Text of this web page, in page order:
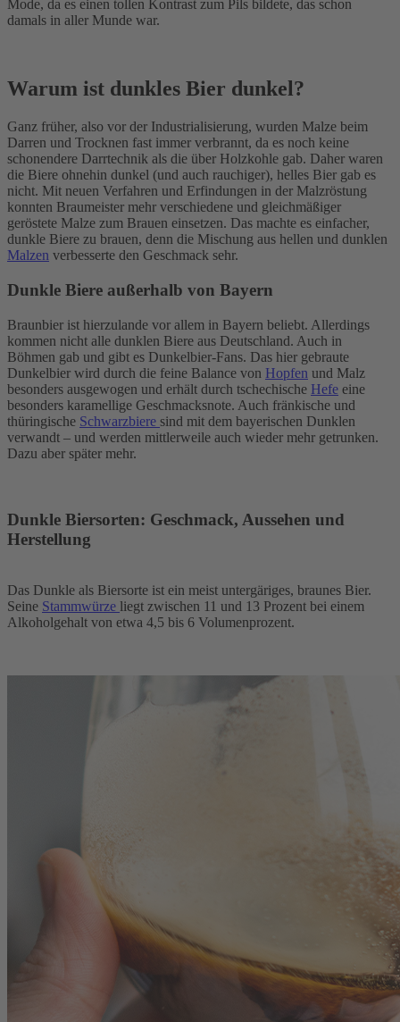
Mode, da es einen tollen Kontrast zum Pils bildete, das schon
damals in aller Munde war.
Warum ist dunkles Bier dunkel?
Ganz früher, also vor der Industrialisierung, wurden Malze beim
Darren und Trocknen fast immer verbrannt, da es noch keine
schonendere Darrtechnik als die über Holzkohle gab. Daher waren
die Biere ohnehin dunkel (und auch rauchiger), helles Bier gab es
nicht. Mit neuen Verfahren und Erfindungen in der Malzröstung
konnten Braumeister mehr verschiedene und gleichmäßiger
geröstete Malze zum Brauen einsetzen. Das machte es einfacher,
dunkle Biere zu brauen, denn die Mischung aus hellen und dunklen
Malzen verbesserte den Geschmack sehr.
Dunkle Biere außerhalb von Bayern
Braunbier ist hierzulande vor allem in Bayern beliebt. Allerdings
kommen nicht alle dunklen Biere aus Deutschland. Auch in
Böhmen gab und gibt es Dunkelbier-Fans. Das hier gebraute
Dunkelbier wird durch die feine Balance von Hopfen und Malz
besonders ausgewogen und erhält durch tschechische Hefe eine
besonders karamellige Geschmacksnote. Auch fränkische und
thüringische Schwarzbiere sind mit dem bayerischen Dunklen
verwandt – und werden mittlerweile auch wieder mehr getrunken.
Dazu aber später mehr.
Dunkle Biersorten: Geschmack, Aussehen und
Herstellung
Das Dunkle als Biersorte ist ein meist untergäriges, braunes Bier.
Seine Stammwürze liegt zwischen 11 und 13 Prozent bei einem
Alkoholgehalt von etwa 4,5 bis 6 Volumenprozent.